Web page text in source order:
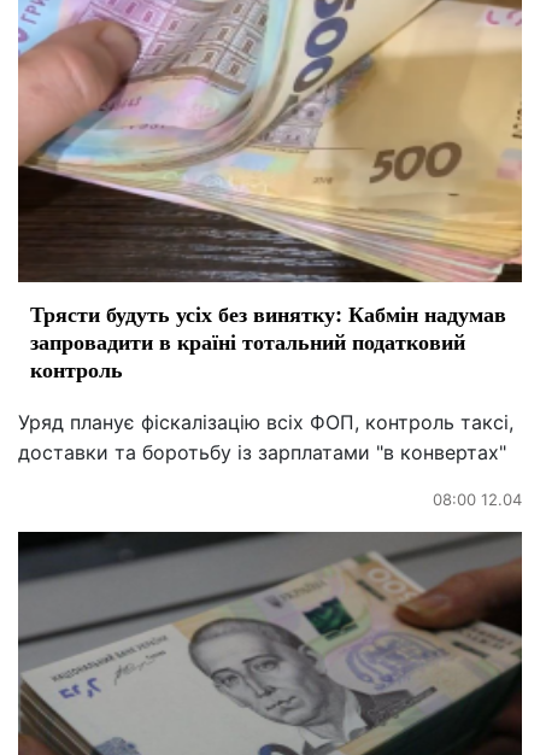
Трясти будуть усіх без винятку: Кабмін надумав
запровадити в країні тотальний податковий
контроль
Уряд планує фіскалізацію всіх ФОП, контроль таксі,
доставки та боротьбу із зарплатами "в конвертах"
08:00 12.04